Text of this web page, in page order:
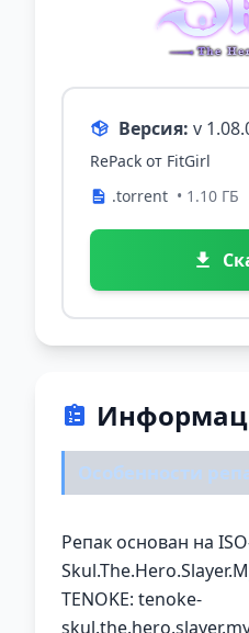
Версия: v
RePack от FitGirl
.torrent • 1.10 ГБ
Особенности
Репак основан на
TENOKE: tenoke-